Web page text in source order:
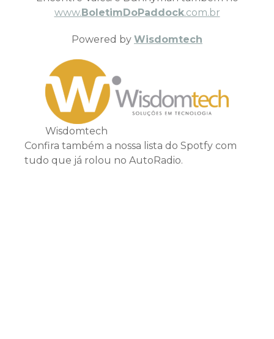
www. BoletimDoPaddock.com.br
Powered by Wisdomtech
Wisdomtech
Confira também a nossa lista do Spotfy com
tudo que já rolou no AutoRadio.